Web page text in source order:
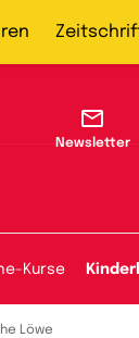
Newsletter
Kurse
Löwe